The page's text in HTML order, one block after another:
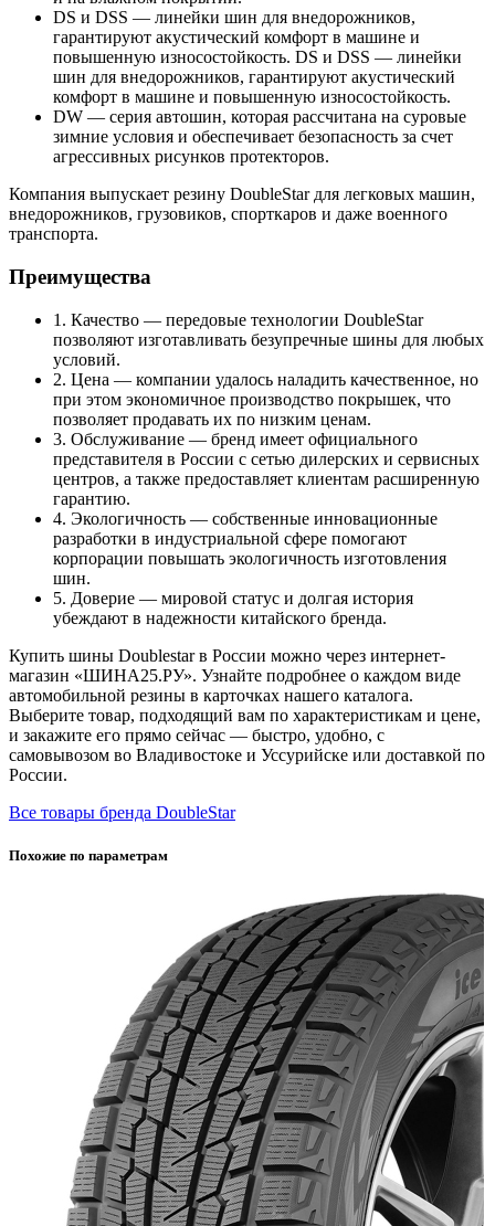
DS и DSS — линейки шин для внедорожников,
гарантируют акустический комфорт в машине и
повышенную износостойкость. DS и DSS — линейки
шин для внедорожников, гарантируют акустический
комфорт в машине и повышенную износостойкость.
DW — серия автошин, которая рассчитана на суровые
зимние условия и обеспечивает безопасность за счет
агрессивных рисунков протекторов.
Компания выпускает резину DoubleStar для легковых машин,
внедорожников, грузовиков, спорткаров и даже военного
транспорта.
Преимущества
1. Качество — передовые технологии DoubleStar
позволяют изготавливать безупречные шины для любых
условий.
2. Цена — компании удалось наладить качественное, но
при этом экономичное производство покрышек, что
позволяет продавать их по низким ценам.
3. Обслуживание — бренд имеет официального
представителя в России с сетью дилерских и сервисных
центров, а также предоставляет клиентам расширенную
гарантию.
4. Экологичность — собственные инновационные
разработки в индустриальной сфере помогают
корпорации повышать экологичность изготовления
шин.
5. Доверие — мировой статус и долгая история
убеждают в надежности китайского бренда.
Купить шины Doublestar в России можно через интернет-
магазин «ШИНА25.РУ». Узнайте подробнее о каждом виде
автомобильной резины в карточках нашего каталога.
Выберите товар, подходящий вам по характеристикам и цене,
и закажите его прямо сейчас — быстро, удобно, с
самовывозом во Владивостоке и Уссурийске или доставкой по
России.
Все товары бренда DoubleStar
Похожие по параметрам